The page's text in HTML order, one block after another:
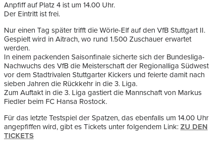
Anpfiff auf Platz 4 ist um 14.00 Uhr.
Der Eintritt ist frei.
Nur einen Tag später trifft die Wörle-Elf auf den VfB Stuttgart II.
Gespielt wird in Aitrach, wo rund 1.500 Zuschauer erwartet
werden.
In einem packenden Saisonfinale sicherte sich der Bundesliga-
Nachwuchs des VfB die Meisterschaft der Regionalliga Südwest
vor dem Stadtrivalen Stuttgarter Kickers und feierte damit nach
sieben Jahren die Rückkehr in die 3. Liga.
Zum Auftakt in die 3. Liga gastiert die Mannschaft von Markus
Fiedler beim FC Hansa Rostock.
Für das letzte Testspiel der Spatzen, das ebenfalls um 14.00 Uhr
angepfiffen wird, gibt es Tickets unter folgendem Link: ZU DEN
TICKETS